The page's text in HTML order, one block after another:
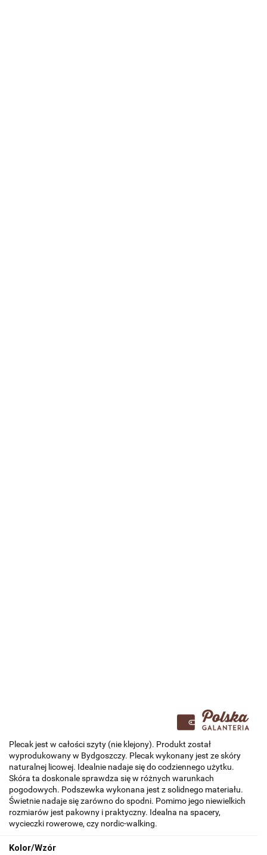
Plecak jest w całości szyty (nie klejony). Produkt został
wyprodukowany w Bydgoszczy. Plecak wykonany jest ze skóry
naturalnej licowej. Idealnie nadaje się do codziennego użytku.
Skóra ta doskonale sprawdza się w różnych warunkach
pogodowych. Podszewka wykonana jest z solidnego materiału.
Świetnie nadaje się zarówno do spodni. Pomimo jego niewielkich
rozmiarów jest pakowny i praktyczny. Idealna na spacery,
wycieczki rowerowe, czy nordic-walking.
Kolor/Wzór